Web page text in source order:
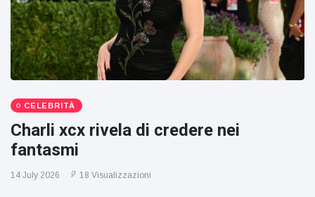
CELEBRITÀ
Charli xcx rivela di credere nei
fantasmi
14 July 2026 18 Visualizzazioni